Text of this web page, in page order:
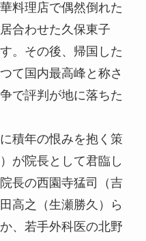
料理店で偶然倒れた
合わせた久保東子
。その後、帰国した
て国内最高峰と称さ
で評判が地に落ちた
積年の恨みを抱く策
が院長として君臨し
長の西園寺猛司（吉
高之（生瀬勝久）ら
、若手外科医の北野